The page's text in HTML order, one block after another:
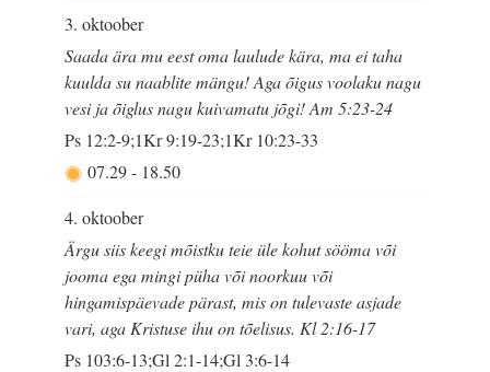
3. oktoober
Saada ära mu eest oma laulude kära, ma ei taha
kuulda su naablite mängu! Aga õigus voolaku nagu
vesi ja õiglus nagu kuivamatu jõgi! Am 5:23-24
Ps 12:2-9;1Kr 9:19-23;1Kr 10:23-33
07.29- 18.50
4. oktoober
Ärgu siis keegi mõistku teie üle kohut sööma või
jooma ega mingi püha või noorkuu või
hingamispäevade pärast, mis on tulevaste asjade
vari, aga Kristuse ihu on tõelisus. Kl 2:16-17
Ps 103:6-13;Gl 2:1-14;Gl 3:6-14